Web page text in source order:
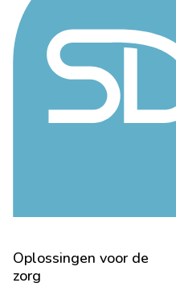
Oplossingen voor de
zorg